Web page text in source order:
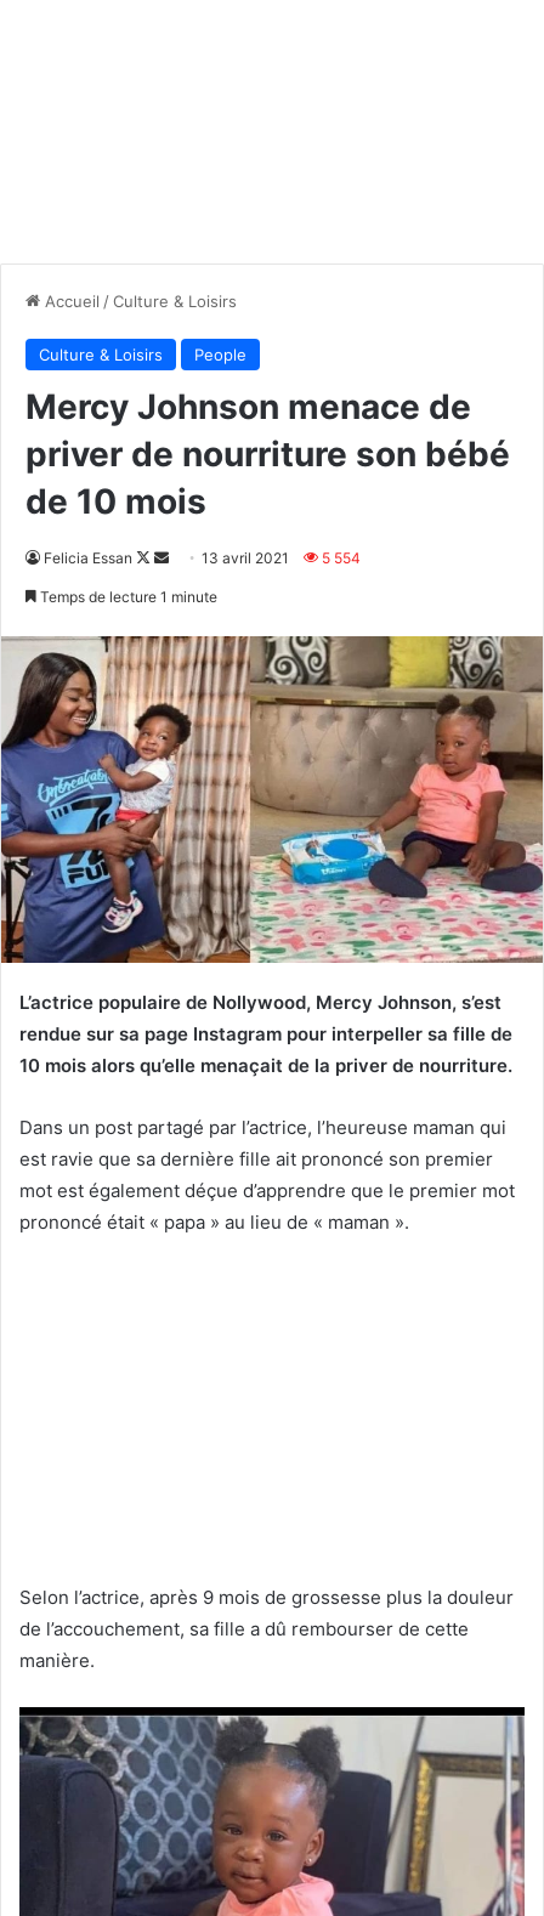
Accueil /Culture & Loisirs
Culture & Loisirs People
Mercy Johnson menace de
priver de nourriture son bébé
de 10 mois
Felicia Essan
Follow
Envoyer13 avril 2021 5 554
Temps de lecture 1 minute
L’actrice populaire de Nollywood, Mercy Johnson, s’est
rendue sur sa page Instagram pour interpeller sa fille de
10 mois alors qu’elle menaçait de la priver de nourriture.
Dans un post partagé par l’actrice, l’heureuse maman qui
est ravie que sa dernière fille ait prononcé son premier
mot est également déçue d’apprendre que le premier mot
prononcé était « papa » au lieu de « maman ».
Selon l’actrice, après 9 mois de grossesse plus la douleur
de l’accouchement, sa fille a dû rembourser de cette
manière.